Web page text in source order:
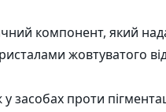
Біркикомпонент, який
жовтуватого
засобах проти